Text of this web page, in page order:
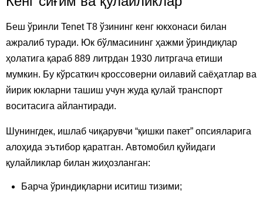
Беш ўринли Tenet T8 ўзининг кенг юкхонаси билан
ажралиб туради. Юк бўлмасининг ҳажми ўриндиқлар
ҳолатига қараб 889 литрдан 1930 литргача етиши
мумкин. Бу кўрсаткич кроссоверни оилавий саёҳатлар ва
йирик юкларни ташиш учун жуда қулай транспорт
воситасига айлантиради.
Шунингдек, ишлаб чиқарувчи “қишки пакет” опсияларига
алоҳида эътибор қаратган. Автомобил қуйидаги
қулайликлар билан жиҳозланган:
Барча ўриндиқларни иситиш тизими;